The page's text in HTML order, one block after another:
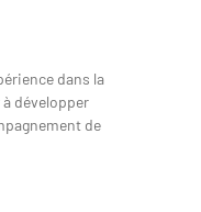
dans la
développer
de